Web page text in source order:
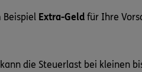
Beispiel Extra-Geld für Ihre
die Steuerlast bei kleinen